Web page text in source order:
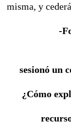
misma, y
-
sesionó un
¿Cómo